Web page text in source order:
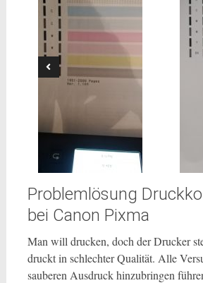
Problemlösung
bei Canon Pixma
Man will drucken, doch der Drucker
druckt in schlechter Qualität. Alle
sauberen Ausdruck hinzubringen